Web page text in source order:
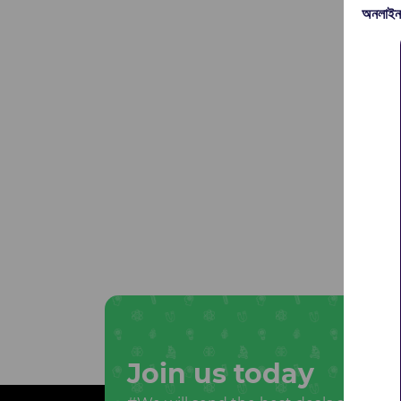
Join us today